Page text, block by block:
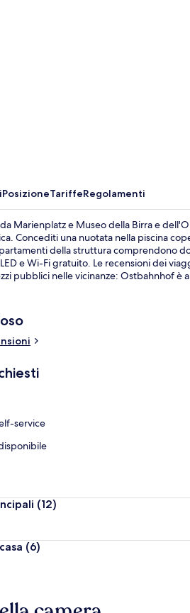
PosizioneTariffeRegolamenti
Marienplatz e Museo della Birra e
Concediti una nuotata nella piscina
della struttura comprendono
e Wi-Fi gratuito. Le recensioni dei
pubblici nelle vicinanze: Ostbahnhof è
service
(12)
(6)